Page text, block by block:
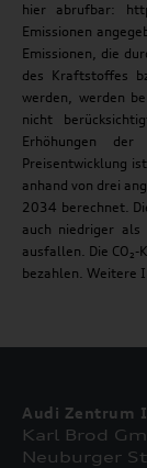
hier abrufbar:
Emissionen
Emissionen, die
des Kraftstoffes
werden, werden
nicht
Erhöhungen
Preisentwicklung
anhand von drei
2034 berechnet.
auch niedriger als
ausfallen. Die
bezahlen. Weitere
Audi Zentrum
Karl Brod
Neuburger